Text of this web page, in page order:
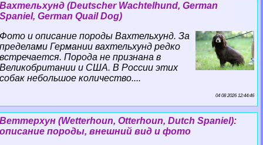
Вахтельхунд (Deutscher Wachtelhund, German
Spaniel, German Quail Dog)
Фото и описание породы Вахтельхунд. За
пределами Германии вахтельхунд редко
встречается. Порода не признана в
Великобритании и США. В России этих
собак небольшое количество....
04 08 2026 12:44:46
Веттерхун (Wetterhoun, Otterhoun, Dutch Spaniel):
описание породы, внешний вид и фото